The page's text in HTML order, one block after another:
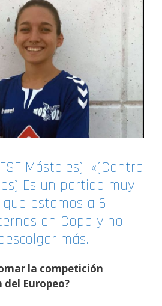
Móstoles): «(Contra
Es un partido muy
estamos a 6
en Copa y no
más.
la competición
del Europeo?